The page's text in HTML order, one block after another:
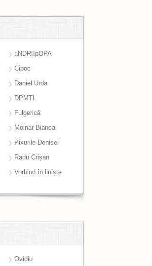
aNDRIIpOPA
Cipoc
Daniel Urda
DPMTL
Fulgerică
Molnar Bianca
Pixurile Denisei
Radu Crișan
Vorbind în liniște
Ovidiu